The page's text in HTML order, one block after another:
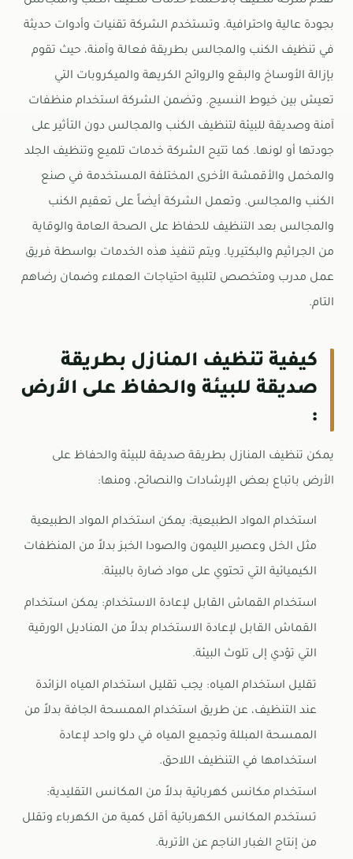
بجودة عالية واحترافية. وتستخدم الشركة تقنيات وأدوات حديثة
في تنظيف الكنب والمجالس بطريقة فعالة وآمنة، حيث تقوم
بإزالة الأوساخ والبقع والروائح الكريهة والميكروبات التي
تعيش بين خيوط النسيج. وتضمن الشركة استخدام منظفات
آمنة وصديقة للبيئة لتنظيف الكنب والمجالس دون التأثير على
جودتها أو لونها. كما تتيح الشركة خدمات تلميع وتنظيف الجلد
والمخمل والأقمشة الأخرى المختلفة المستخدمة في صنع
الكنب والمجالس. وتعمل الشركة أيضاً على تعقيم الكنب
والمجالس بعد التنظيف للحفاظ على الصحة العامة والوقاية
من الجراثيم والبكتيريا. ويتم تنفيذ هذه الخدمات بواسطة فريق
عمل مدرب ومتخصص لتلبية احتياجات العملاء وضمان رضاهم
التام.
كيفية تنظيف المنازل بطريقة
صديقة للبيئة والحفاظ على الأرض
:
يمكن تنظيف المنازل بطريقة صديقة للبيئة والحفاظ على
الأرض باتباع بعض الإرشادات والنصائح، ومنها:
استخدام المواد الطبيعية: يمكن استخدام المواد الطبيعية
مثل الخل وعصير الليمون والصودا الخبز بدلاً من المنظفات
الكيميائية التي تحتوي على مواد ضارة بالبيئة.
استخدام القماش القابل لإعادة الاستخدام: يمكن استخدام
القماش القابل لإعادة الاستخدام بدلاً من المناديل الورقية
التي تؤدي إلى تلوث البيئة.
تقليل استخدام المياه: يجب تقليل استخدام المياه الزائدة
عند التنظيف، عن طريق استخدام الممسحة الجافة بدلاً من
الممسحة المبللة وتجميع المياه في دلو واحد لإعادة
استخدامها في التنظيف اللاحق.
استخدام مكانس كهربائية بدلاً من المكانس التقليدية:
تستخدم المكانس الكهربائية أقل كمية من الكهرباء وتقلل
من إنتاج الغبار الناجم عن الأتربة.